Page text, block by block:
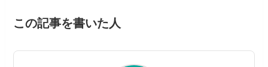
この記事を書いた人